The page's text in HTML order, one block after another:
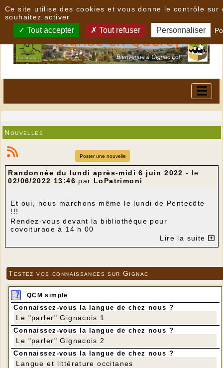
Nouvelles
Poster une nouvelle
Randonnée du lundi après-midi 6 juin 2022 - le
02/06/2022 13:46 par LoPatrimoni
Et oui, nous marchons même le lundi de Pentecôte
!!!
Rendez-vous devant la bibliothèque pour
covoiturage à 14 h 00
Parcours : Saint-Sozsy / Blanzaguet / Roc Coulon /
Dénivelé positif 180m
Lire la suite
Testez vos connaissances sur Gignac
QCM simple
Connaissez-vous la langue de chez nous ?
Le "parler" Gignacois 1
Connaissez-vous la langue de chez nous ?
Le "parler" Gignacois 2
Connaissez-vous la langue de chez nous ?
Langue et littérature occitanes
Ce site utilise des cookies et vous donne le contrôle sur
souhaitez activer
Tout accepter Tout refuser Personnaliser